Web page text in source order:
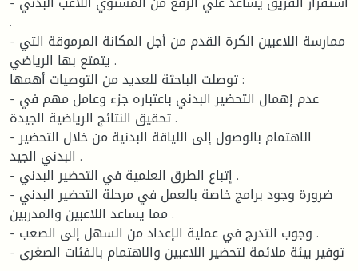
.
- ممارسة اللاعبين الكرة القدم من أجل المكانة المرموقة التي
يتمتع بها الرياضي .
توصلت الباحثة للعديد من التوصيات أهمها :
- عدم إهمال التحضير البدني باعتباره جزء وعامل مهم في
تحقيق النتائج الرياضية الجيدة .
- الاهتمام بالوصول إلى اللياقة البدنية من خلال التحضير
البدني الجيد .
- إتباع الطرق العلمية في التحضير البدني .
- ضرورة وجود برامج خاصة بالعمل في مرحلة التحضير البدني
مما يساعد اللاعبين والمدربين .
- وجوب التدرج في عملية الإعداد من السهل إلى الصعب .
- توفير بيئة ملائمة لتحضير اللاعبين والاهتمام بالفئات الصغرى